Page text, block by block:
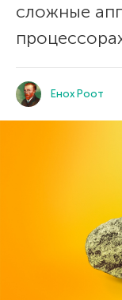
сложные
Енох Роот